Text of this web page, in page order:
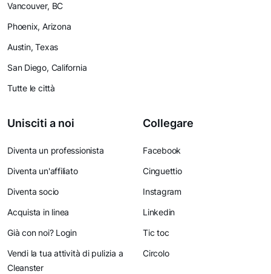
Vancouver, BC
Phoenix, Arizona
Austin, Texas
San Diego, California
Tutte le città
Unisciti a noi
Diventa un professionista
Diventa un'affiliato
Diventa socio
Acquista in linea
Già con noi? Login
Vendi la tua attività di pulizia a
Cleanster
Collegare
Facebook
Cinguettio
Instagram
Linkedin
Tic toc
Circolo